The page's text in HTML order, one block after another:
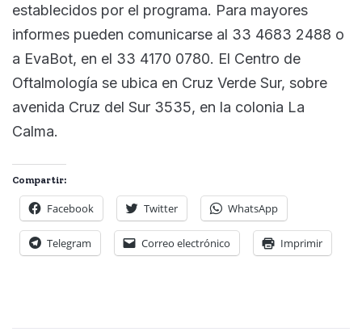
establecidos por el programa. Para mayores
informes pueden comunicarse al 33 4683 2488 o
a EvaBot, en el 33 4170 0780. El Centro de
Oftalmología se ubica en Cruz Verde Sur, sobre
avenida Cruz del Sur 3535, en la colonia La
Calma.
Compartir:
Facebook Twitter WhatsApp
Telegram Correo electrónico Imprimir